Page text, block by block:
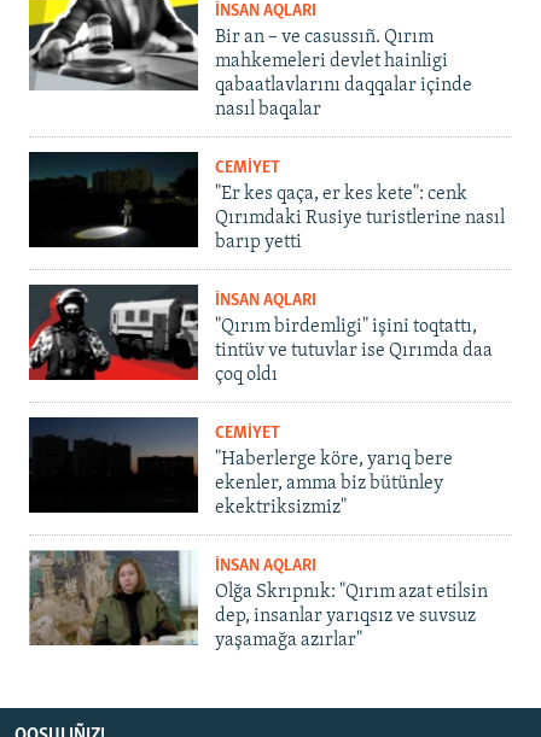
İNSAN AQLARI
Bir an – ve casussıñ. Qırım
mahkemeleri devlet hainligi
qabaatlavlarını daqqalar içinde
nasıl baqalar
CEMİYET
"Er kes qaça, er kes kete": cenk
Qırımdaki Rusiye turistlerine nasıl
barıp yetti
İNSAN AQLARI
"Qırım birdemligi" işini toqtattı,
tintüv ve tutuvlar ise Qırımda daa
çoq oldı
CEMİYET
"Haberlerge köre, yarıq bere
ekenler, amma biz bütünley
ekektriksizmiz"
İNSAN AQLARI
Olğa Skrıpnık: "Qırım azat etilsin
dep, insanlar yarıqsız ve suvsuz
yaşamağa azırlar"